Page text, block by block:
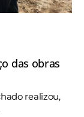
das obras
realizou,